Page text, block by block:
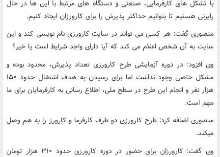
با تشکل های کارفرمایی، صنعتی و دستگاه های مرتبط با این ها در حال
رایزنی هستیم تا بتوانیم حداکثر پذیرش را برای کارورزان ایجاد کنیم.
منصوری گفت: هر کسی می تواند در سایت کارورزی نام نویسی کند و این
سایت به آن شخص اعلام می کند که آیا دارای واجد شرایط است یا خیر؟
وی افزود: در دوره آزمایشی طرح کارورزی تعداد پذیرش، محدود بوده و
مشکل خاصی وجود نداشت اما برای رسیدن به هدف اشتغال حدود ۱۵۰
هزار نفر و انجام این طرح در سطح ملی، اطلاع رسانی به کارفرمایان برای ما
مهم است.
منصوری اضافه کرد: طرح کارورزی دو طرف کارفرما و کارورز را به هم وصل
میکند.
وی گفت: کارورزان برای حضور در دوره کارورزی حدود ۳۱۰ هزار تومان